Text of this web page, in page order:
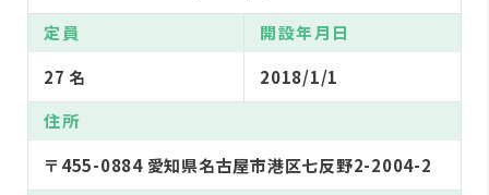
定員
27 名
開設年月日
2018/1/1
住所
〒455-0884 愛知県名古屋市港区七反野2-2004-2